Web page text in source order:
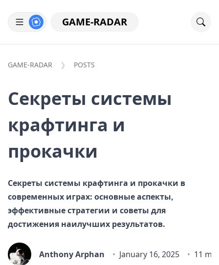
GAME-RADAR
GAME-RADAR POSTS
Секреты системы
крафтинга и
прокачки
Секреты системы крафтинга и прокачки в
современных играх: основные аспекты,
эффективные стратегии и советы для
достижения наилучших результатов.
Anthony Arphan January 16, 2025 11